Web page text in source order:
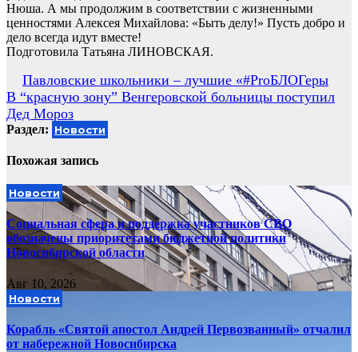
Нюша. А мы продолжим в соответствии с жизненными
ценностями Алексея Михайлова: «Быть делу!» Пусть добро и
дело всегда идут вместе!
Подготовила Татьяна ЛИНОВСКАЯ.
Навигация
по
записям
Павловские школьники – лучшие «#ProБЛОГеры
В “красную зону” Венгеровской больницы поступил
Дед Мороз
Раздел: Новости
Похожая запись
Новости
Социальная сфера и поддержка участников СВО
обозначены приоритетами бюджетной политики
Новосибирской области
Авг 10, 2026
Новости
Корабль «Святой апостол Андрей Первозванный» отчалил
от набережной Новосибирска